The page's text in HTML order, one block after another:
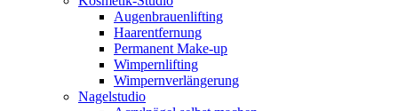
Augenbrauenlifting
Haarentfernung
Permanent Make-up
Wimpernlifting
Wimpernverlängerung
Nagelstudio